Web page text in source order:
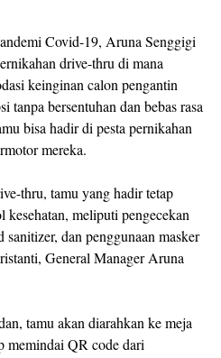
Covid-19, Aruna Senggigi
drive-thru di mana
keinginan calon pengantin
tanpa bersentuhan dan bebas rasa
bisa hadir di pesta pernikahan
mereka.
thru, tamu yang hadir tetap
meliputi pengecekan
sanitizer, dan penggunaan masker
General Manager Aruna
tamu akan diarahkan ke meja
memindai QR code dari